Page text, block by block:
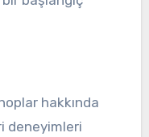
hakkında
deneyimleri